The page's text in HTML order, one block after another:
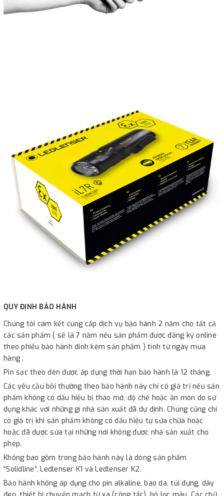
QUY ĐỊNH BẢO HÀNH
Chúng tôi cam kết cung cấp dịch vụ bảo hành 2 năm cho tất cả
các sản phẩm ( sẽ là 7 năm nếu sản phẩm được đăng ký online
theo phiếu bảo hành đính kèm sản phẩm ) tính từ ngày mua
hàng .
Pin sạc theo đèn được áp dụng thời hạn bảo hành là 12 tháng.
Các yêu cầu bồi thường theo bảo hành này chỉ có giá trị nếu sản
phẩm không có dấu hiệu bị tháo mở, độ chế hoặc ăn mòn do sử
dụng khác với những gì nhà sản xuất đã dự định. Chúng cũng chỉ
có giá trị khi sản phẩm không có dấu hiệu tự sửa chữa hoặc
hoặc đã được sửa tại những nơi không được nhà sản xuất cho
phép.
Không bao gồm trong bảo hành này là dòng sản phẩm
“Solidline”, Ledlenser K1 và Ledlenser K2.
Bảo hành không áp dụng cho pin alkaline, bao da, túi đựng, dây